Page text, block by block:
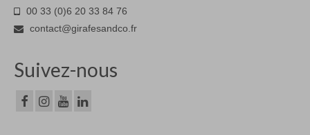
00 33 (0)6 20 33 84 76
contact@girafesandco.fr
Suivez-nous